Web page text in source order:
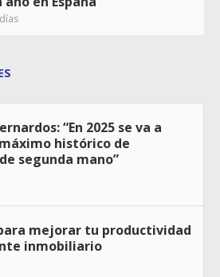
“En 2025 se va a
histórico de
segunda mano”
mejorar tu productividad
inmobiliario